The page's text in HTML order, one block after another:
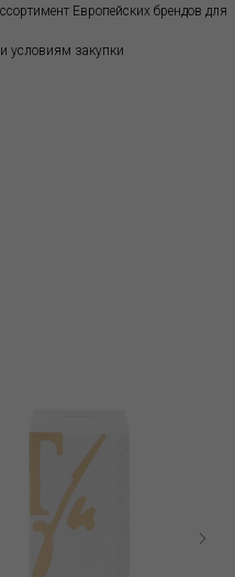
Европейских брендов для
условиям закупки